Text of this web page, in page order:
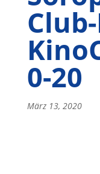
0-20
März 13, 2020